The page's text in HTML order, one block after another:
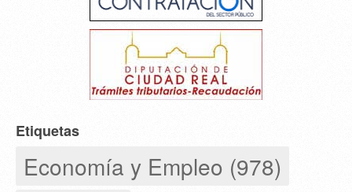
Etiquetas
Economía y Empleo (978)